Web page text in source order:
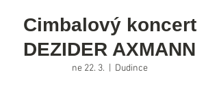
Cimbalový koncert
DEZIDER AXMANN
ne 22. 3. Dudince